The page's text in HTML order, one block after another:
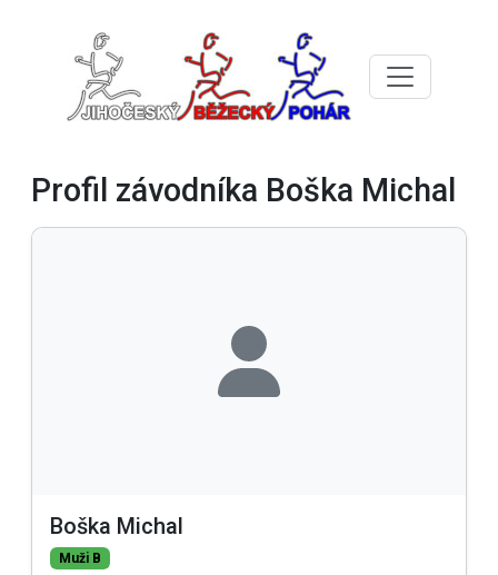
Profil závodníka Boška Michal
Boška Michal
Muži B